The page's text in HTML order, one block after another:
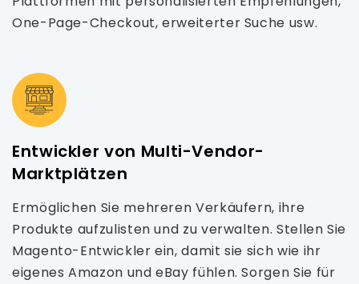
One-Page-Checkout, erweiterter Suche usw.
Entwickler von Multi-Vendor-
Marktplätzen
Ermöglichen Sie mehreren Verkäufern, ihre
Produkte aufzulisten und zu verwalten. Stellen Sie
Magento-Entwickler ein, damit sie sich wie ihr
eigenes Amazon und eBay fühlen. Sorgen Sie für